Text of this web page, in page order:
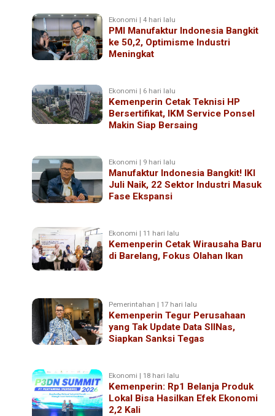
Ekonomi | 4 hari lalu
PMI Manufaktur Indonesia Bangkit
ke 50,2, Optimisme Industri
Meningkat
Ekonomi | 6 hari lalu
Kemenperin Cetak Teknisi HP
Bersertifikat, IKM Service Ponsel
Makin Siap Bersaing
Ekonomi | 9 hari lalu
Manufaktur Indonesia Bangkit! IKI
Juli Naik, 22 Sektor Industri Masuk
Fase Ekspansi
Ekonomi | 11 hari lalu
Kemenperin Cetak Wirausaha Baru
di Barelang, Fokus Olahan Ikan
Pemerintahan | 17 hari lalu
Kemenperin Tegur Perusahaan
yang Tak Update Data SIINas,
Siapkan Sanksi Tegas
Ekonomi | 18 hari lalu
Kemenperin: Rp1 Belanja Produk
Lokal Bisa Hasilkan Efek Ekonomi
2,2 Kali